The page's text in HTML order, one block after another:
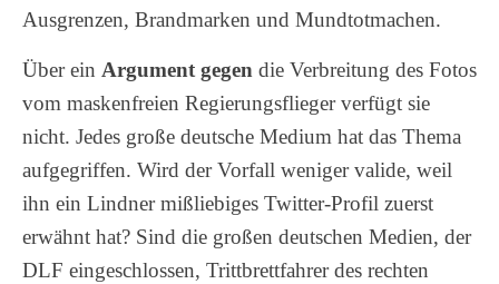
Ausgrenzen, Brandmarken und Mundtotmachen.
Über ein Argument gegen die Verbreitung des Fotos
vom maskenfreien Regierungsflieger verfügt sie
nicht. Jedes große deutsche Medium hat das Thema
aufgegriffen. Wird der Vorfall weniger valide, weil
ihn ein Lindner mißliebiges Twitter-Profil zuerst
erwähnt hat? Sind die großen deutschen Medien, der
DLF eingeschlossen, Trittbrettfahrer des rechten